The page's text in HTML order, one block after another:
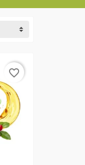
favorite_border